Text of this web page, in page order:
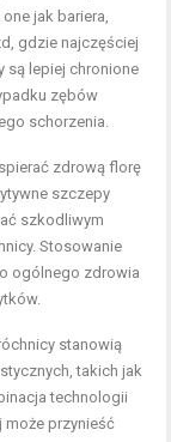
jak bariera,
gdzie najczęściej
są lepiej chronione
zębów
schorzenia.
zdrową florę
szczepy
szkodliwym
Stosowanie
ogólnego zdrowia
stanowią
takich jak
technologii
może przynieść